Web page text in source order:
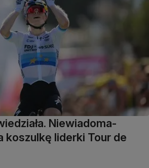
Niewiadoma-
koszulkę liderki Tour de